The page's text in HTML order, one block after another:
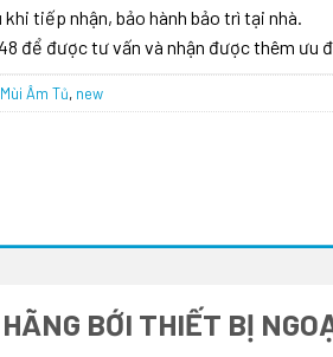
tiếp nhận, bảo hành bảo trì tại nhà.
để được tư vấn và nhận được thêm ưu
Âm Tủ, new
BỚI THIẾT BỊ